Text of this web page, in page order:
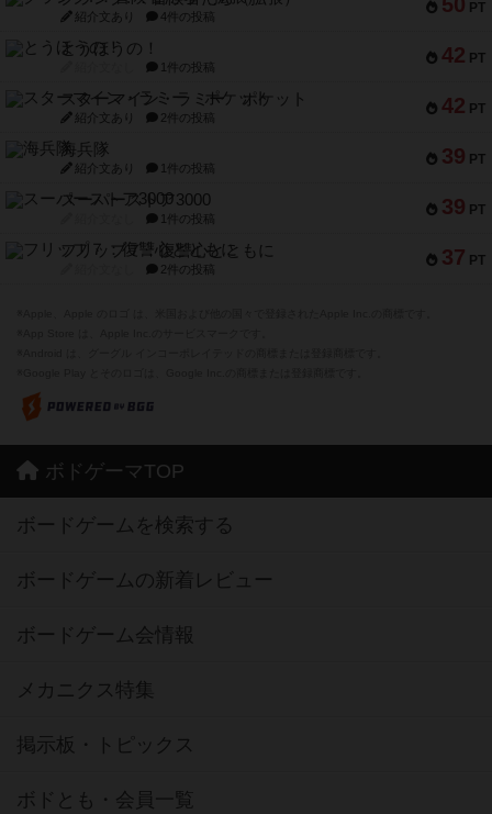
PT
紹介文あり 4件の投稿
42 PT
とうほうの！
1件の投稿
42 PT
スターマイン・ラミー ポケット
紹介文あり 2件の投稿
39 PT
海兵隊
紹介文あり 1件の投稿
39 PT
スーパーストア3000
1件の投稿
37 PT
フリップ７：復讐心とともに
2件の投稿
ボドゲーマTOP
ボードゲームを検索する
ボードゲームの新着レビュー
ボードゲーム会情報
メカニクス特集
掲示板・トピックス
ボドとも・会員一覧